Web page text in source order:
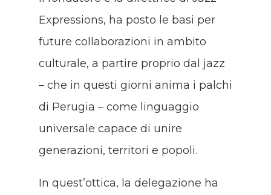
Expressions, ha posto le basi per
future collaborazioni in ambito
culturale, a partire proprio dal jazz
– che in questi giorni anima i palchi
di Perugia – come linguaggio
universale capace di unire
generazioni, territori e popoli.
In quest’ottica, la delegazione ha